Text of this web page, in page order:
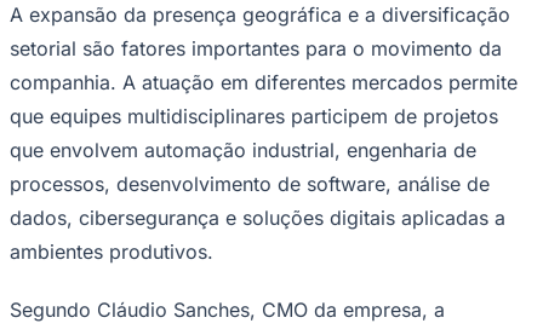
São Paulo
A expansão da presença geográfica e a diversificação
setorial são fatores importantes para o movimento da
companhia. A atuação em diferentes mercados permite
que equipes multidisciplinares participem de projetos
que envolvem automação industrial, engenharia de
processos, desenvolvimento de software, análise de
dados, cibersegurança e soluções digitais aplicadas a
ambientes produtivos.
Segundo Cláudio Sanches, CMO da empresa, a